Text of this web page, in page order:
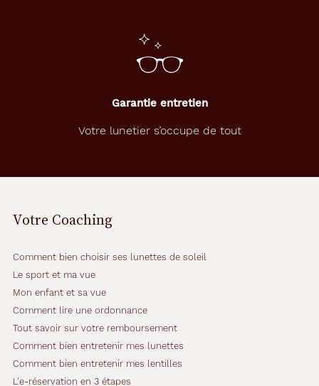
Garantie entretien
Votre lunetier s’occupe de tout
Votre Coaching
Comment bien choisir ses lunettes de soleil
Le sport et ma vue
Mon enfant et sa vue
Comment lire une ordonnance
Tout savoir sur votre remboursement
Comment bien entretenir mes lunettes
Comment bien entretenir mes lentilles
L'e-réservation en 3 étapes